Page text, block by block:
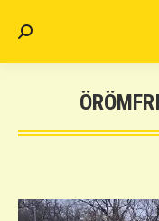
Search: